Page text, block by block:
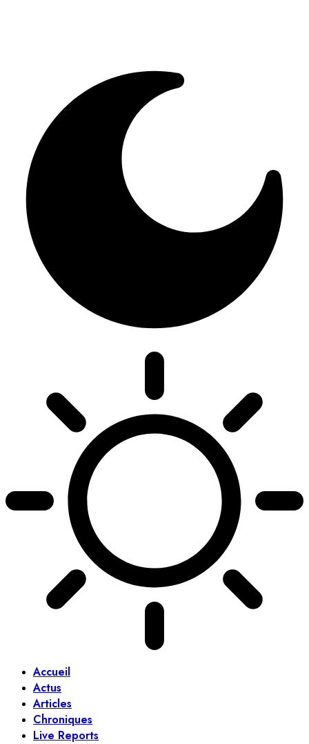
Accueil
Actus
Articles
Chroniques
Live Reports